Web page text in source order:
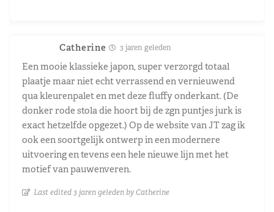
Catherine 3 jaren geleden
Een mooie klassieke japon, super verzorgd totaal
plaatje maar niet echt verrassend en vernieuwend
qua kleurenpalet en met deze fluffy onderkant. (De
donker rode stola die hoort bij de zgn puntjes jurk is
exact hetzelfde opgezet.) Op de website van JT zag ik
ook een soortgelijk ontwerp in een modernere
uitvoering en tevens een hele nieuwe lijn met het
motief van pauwenveren.
Last edited 3 jaren geleden by Catherine